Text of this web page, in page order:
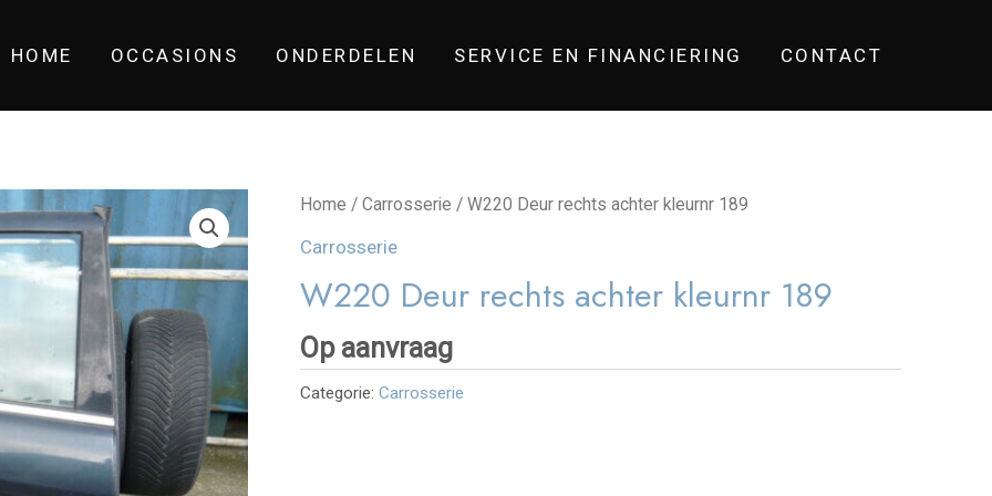
HOME OCCASIONS ONDERDELEN SERVICE EN FINANCIERING CONTACT
Home /Carrosserie / W220 Deur rechts achter kleurnr 189
Carrosserie
W220 Deur rechts achter kleurnr 189
Op aanvraag
Categorie:Carrosserie